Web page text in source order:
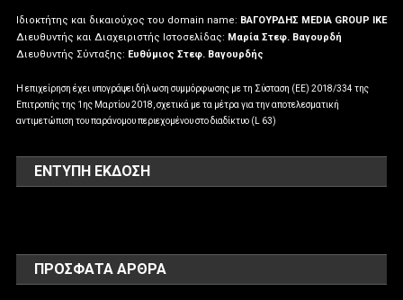
Ιδιοκτήτης και δικαιούχος του domain name: ΒΑΓΟΥΡΔΗΣ MEDIA GROUP IKE
Διευθυντής και Διαχειριστής Ιστοσελίδας: Μαρία Στεφ. Βαγουρδή
Διευθυντής Σύνταξης: Ευθύμιος Στεφ. Βαγουρδής
Η επιχείρηση έχει υπογράψει δήλωση συμμόρφωσης με τη Σύσταση (ΕΕ) 2018/334 της
Επιτροπής της 1ης Μαρτίου 2018, σχετικά με τα μέτρα για την αποτελεσματική
αντιμετώπιση του παράνομου περιεχομένου στο διαδίκτυο (L 63)
ΕΝΤΥΠΗ ΕΚΔΟΣΗ
ΠΡΌΣΦΑΤΑ ΆΡΘΡΑ